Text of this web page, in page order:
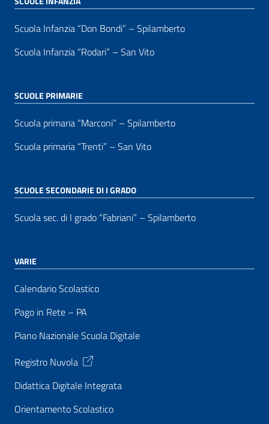
Scuola Infanzia “Don Bondi” – Spilamberto
Scuola Infanzia “Rodari” – San Vito
SCUOLE PRIMARIE
Scuola primaria “Marconi” – Spilamberto
Scuola primaria “Trenti” – San Vito
SCUOLE SECONDARIE DI I GRADO
Scuola sec. di I grado “Fabriani” – Spilamberto
VARIE
Calendario Scolastico
Pago in Rete – PA
Piano Nazionale Scuola Digitale
Registro Nuvola
Didattica Digitale Integrata
Orientamento Scolastico